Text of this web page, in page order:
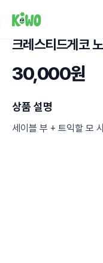
크레스티드게코
30,000원
상품 설명
세이블 부 + 트익할 모